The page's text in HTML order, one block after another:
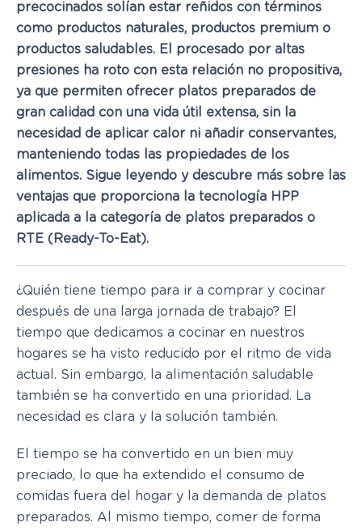
precocinados solían estar reñidos con términos
como productos naturales, productos premium o
productos saludables. El procesado por altas
presiones ha roto con esta relación no propositiva,
ya que permiten ofrecer platos preparados de
gran calidad con una vida útil extensa, sin la
necesidad de aplicar calor ni añadir conservantes,
manteniendo todas las propiedades de los
alimentos. Sigue leyendo y descubre más sobre las
ventajas que proporciona la tecnología HPP
aplicada a la categoría de platos preparados o
RTE (Ready-To-Eat).
¿Quién tiene tiempo para ir a comprar y cocinar
después de una larga jornada de trabajo? El
tiempo que dedicamos a cocinar en nuestros
hogares se ha visto reducido por el ritmo de vida
actual. Sin embargo, la alimentación saludable
también se ha convertido en una prioridad. La
necesidad es clara y la solución también.
El tiempo se ha convertido en un bien muy
preciado, lo que ha extendido el consumo de
comidas fuera del hogar y la demanda de platos
preparados. Al mismo tiempo, comer de forma